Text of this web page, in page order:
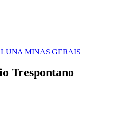
MINAS GERAIS
Trespontano